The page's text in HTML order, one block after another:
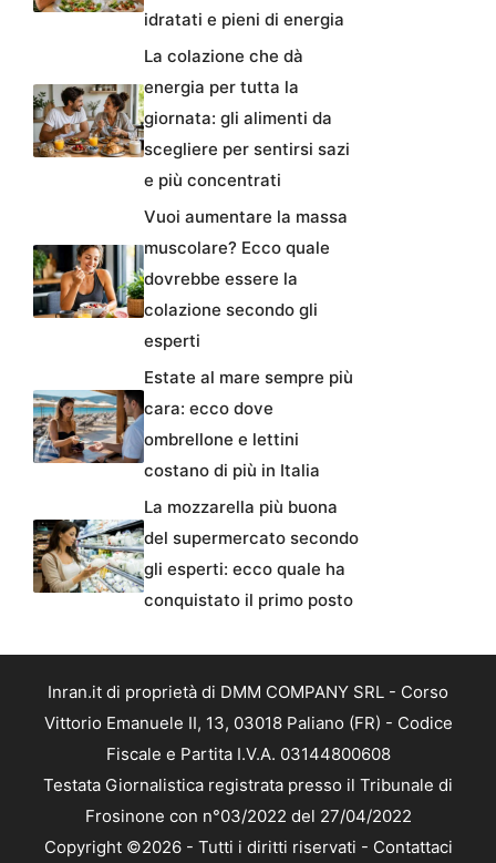
idratati e pieni di energia
La colazione che dà
energia per tutta la
giornata: gli alimenti da
scegliere per sentirsi sazi
e più concentrati
Vuoi aumentare la massa
muscolare? Ecco quale
dovrebbe essere la
colazione secondo gli
esperti
Estate al mare sempre più
cara: ecco dove
ombrellone e lettini
costano di più in Italia
La mozzarella più buona
del supermercato secondo
gli esperti: ecco quale ha
conquistato il primo posto
Inran.it di proprietà di DMM COMPANY SRL - Corso
Vittorio Emanuele II, 13, 03018 Paliano (FR) - Codice
Fiscale e Partita I.V.A. 03144800608
Testata Giornalistica registrata presso il Tribunale di
Frosinone con n°03/2022 del 27/04/2022
Copyright ©2026 - Tutti i diritti riservati - Contattaci